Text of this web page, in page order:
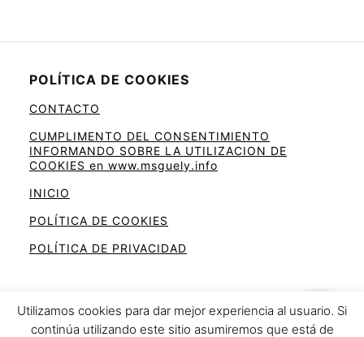
POLÍTICA DE COOKIES
CONTACTO
CUMPLIMENTO DEL CONSENTIMIENTO
INFORMANDO SOBRE LA UTILIZACION DE
COOKIES en www.msguely.info
INICIO
POLÍTICA DE COOKIES
POLÍTICA DE PRIVACIDAD
Utilizamos cookies para dar mejor experiencia al usuario. Si
continúa utilizando este sitio asumiremos que está de